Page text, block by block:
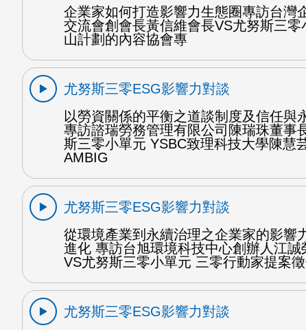
企業家如何打造影響力生態圈專訪台灣
交流會創會長黃信維會長VS尤努斯三零
山計劃的內容協會專
尤努斯三零ESG影響力對談
以勞資關係的平衡之道談制度及信任與
專訪諮瑞勞務管理有限公司陳瑞珠董事
斯三零小單元 YSBC致理科技大學陳慧
AMBIG
尤努斯三零ESG影響力對談
從環境產業到永續治理之企業家的影響
進化 專訪台旭環境科技中心創辦人江誠
VS尤努斯三零小單元 三零行動家提案
尤努斯三零ESG影響力對談